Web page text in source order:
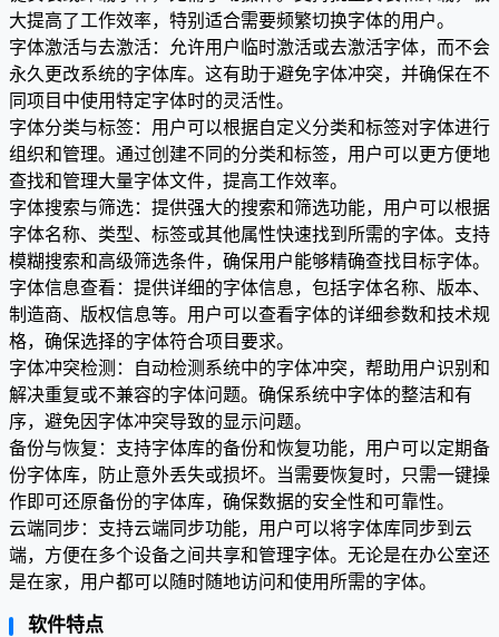
大提高了工作效率，特别适合需要频繁切换字体的用户。
字体激活与去激活：允许用户临时激活或去激活字体，而不会
永久更改系统的字体库。这有助于避免字体冲突，并确保在不
同项目中使用特定字体时的灵活性。
字体分类与标签：用户可以根据自定义分类和标签对字体进行
组织和管理。通过创建不同的分类和标签，用户可以更方便地
查找和管理大量字体文件，提高工作效率。
字体搜索与筛选：提供强大的搜索和筛选功能，用户可以根据
字体名称、类型、标签或其他属性快速找到所需的字体。支持
模糊搜索和高级筛选条件，确保用户能够精确查找目标字体。
字体信息查看：提供详细的字体信息，包括字体名称、版本、
制造商、版权信息等。用户可以查看字体的详细参数和技术规
格，确保选择的字体符合项目要求。
字体冲突检测：自动检测系统中的字体冲突，帮助用户识别和
解决重复或不兼容的字体问题。确保系统中字体的整洁和有
序，避免因字体冲突导致的显示问题。
备份与恢复：支持字体库的备份和恢复功能，用户可以定期备
份字体库，防止意外丢失或损坏。当需要恢复时，只需一键操
作即可还原备份的字体库，确保数据的安全性和可靠性。
云端同步：支持云端同步功能，用户可以将字体库同步到云
端，方便在多个设备之间共享和管理字体。无论是在办公室还
是在家，用户都可以随时随地访问和使用所需的字体。
软件特点